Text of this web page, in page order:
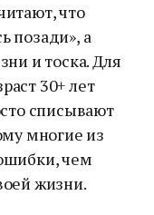
что
позади», а
и тоска. Для
30+ лет
списывают
многие из
чем
жизни.